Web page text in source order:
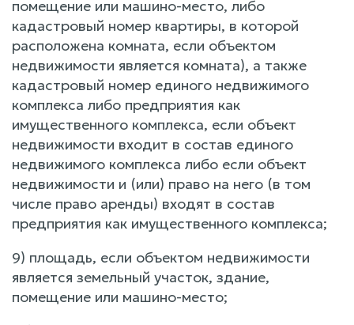
помещение или машино-место, либо
кадастровый номер квартиры, в которой
расположена комната, если объектом
недвижимости является комната), а также
кадастровый номер единого недвижимого
комплекса либо предприятия как
имущественного комплекса, если объект
недвижимости входит в состав единого
недвижимого комплекса либо если объект
недвижимости и (или) право на него (в том
числе право аренды) входят в состав
предприятия как имущественного комплекса;
9) площадь, если объектом недвижимости
является земельный участок, здание,
помещение или машино-место;